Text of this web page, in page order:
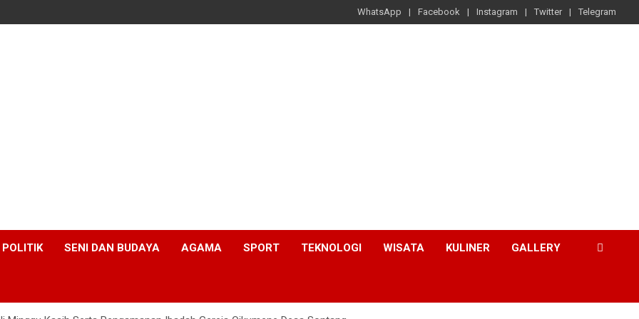
WhatsApp Facebook Instagram Twitter Telegram
POLITIK SENI DAN BUDAYA AGAMA SPORT TEKNOLOGI WISATA KULINER GALLERY